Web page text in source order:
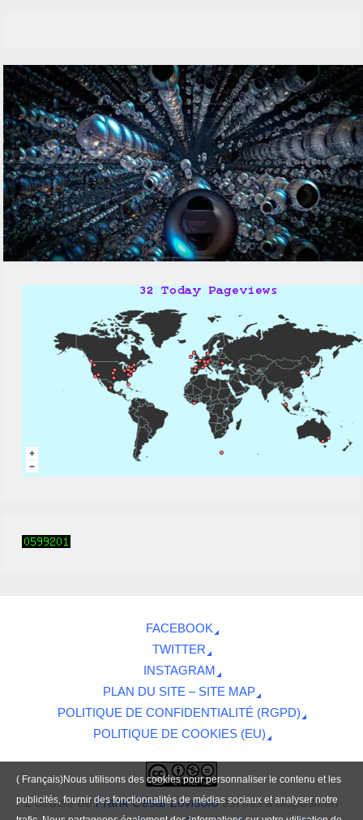
FACEBOOK
TWITTER
INSTAGRAM
PLAN DU SITE – SITE MAP
POLITIQUE DE CONFIDENTIALITÉ (RGPD)
POLITIQUE DE COOKIES (EU)
L'oeuvredeFrank César Lovisoloest mis à disposition
( Français)Nous utilisons des cookies pour personnaliser le contenu et les
publicités, fournir des fonctionnalités de médias sociaux et analyser notre